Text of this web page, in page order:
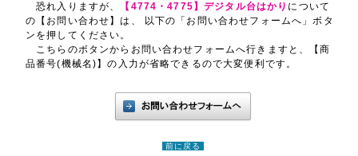
恐れ入りますが、 【4774・4775】デジタル台はかり について
の【お問い合わせ】は、 以下の「お問い合わせフォームへ」ボタ
ンを押してください。
こちらのボタンからお問い合わせフォームへ行きますと、【商
品番号(機械名)】の入力が省略できるので大変便利です。
前に戻る